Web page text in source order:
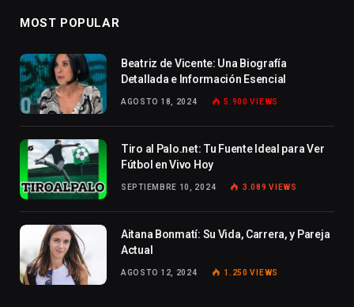
MOST POPULAR
Beatriz de Vicente: Una Biografía
Detallada e Información Esencial
AGOSTO 18, 2024 5.900VIEWS
Tiro al Palo.net: Tu Fuente Ideal para Ver
Fútbol en Vivo Hoy
SEPTIEMBRE 10, 2024 3.089VIEWS
Aitana Bonmatí: Su Vida, Carrera, y Pareja
Actual
AGOSTO 12, 2024 1.250VIEWS